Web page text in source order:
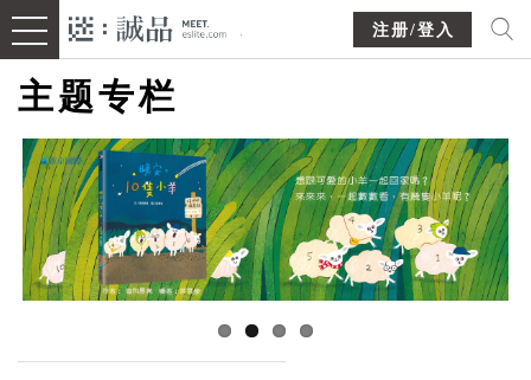
注册/登入
主题专栏